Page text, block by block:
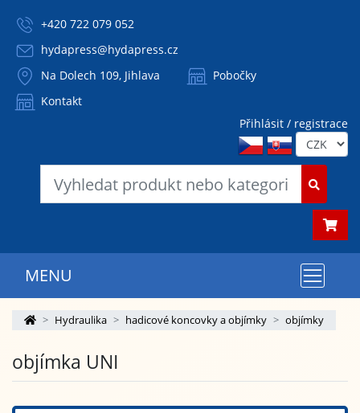
+420 722 079 052
hydapress@hydapress.cz
Na Dolech 109, Jihlava
Pobočky
Kontakt
Přihlásit / registrace
MENU
Hydraulika hadicové koncovky a objímky objímky
objímka UNI